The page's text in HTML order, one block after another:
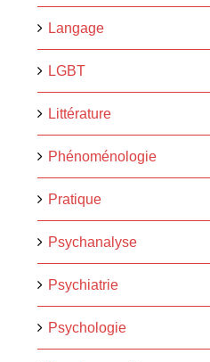
Langage
LGBT
Littérature
Phénoménologie
Pratique
Psychanalyse
Psychiatrie
Psychologie